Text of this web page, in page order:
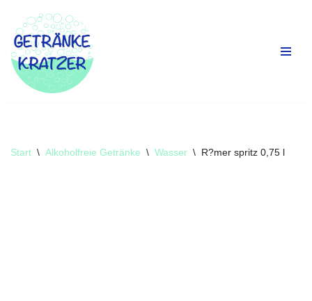
Zum
Inhalt
springen
Start \ Alkoholfreie Getränke \ Wasser \ R?mer spritz 0,75 l